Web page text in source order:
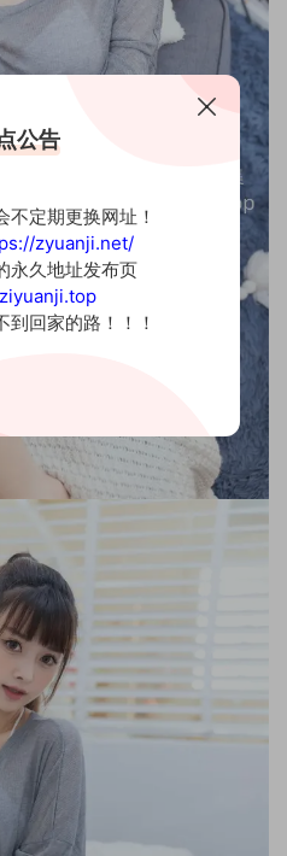
公告
不定期更换网址！
zyuanji.net/
永久地址发布页
到回家的路！！！